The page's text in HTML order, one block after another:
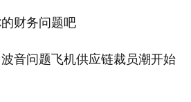
游
得
for establishing the
财务问题吧
音问题飞机供应链裁员潮开始